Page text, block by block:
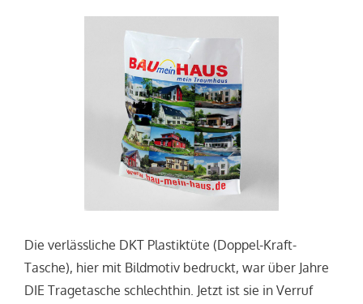
Die verlässliche DKT Plastiktüte (Doppel-Kraft-
Tasche), hier mit Bildmotiv bedruckt, war über Jahre
DIE Tragetasche schlechthin. Jetzt ist sie in Verruf